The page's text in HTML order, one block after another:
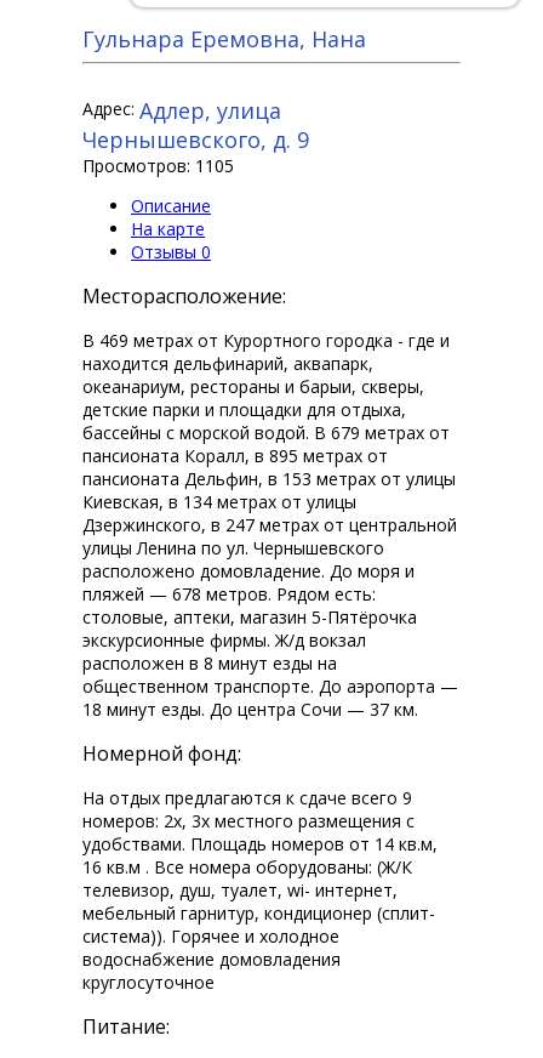
Гульнара Еремовна, Нана
Адрес: Адлер, улица
Чернышевского, д. 9
Просмотров: 1105
Описание
На карте
Отзывы 0
Месторасположение:
В 469 метрах от Курортного городка - где и
находится дельфинарий, аквапарк,
океанариум, рестораны и барыи, скверы,
детские парки и площадки для отдыха,
бассейны с морской водой. В 679 метрах от
пансионата Коралл, в 895 метрах от
пансионата Дельфин, в 153 метрах от улицы
Киевская, в 134 метрах от улицы
Дзержинского, в 247 метрах от центральной
улицы Ленина по ул. Чернышевского
расположено домовладение. До моря и
пляжей — 678 метров. Рядом есть:
столовые, аптеки, магазин 5-Пятёрочка
экскурсионные фирмы. Ж/д вокзал
расположен в 8 минут езды на
общественном транспорте. До аэропорта —
18 минут езды. До центра Сочи — 37 км.
Номерной фонд:
На отдых предлагаются к сдаче всего 9
номеров: 2х, 3х местного размещения с
удобствами. Площадь номеров от 14 кв.м,
16 кв.м . Все номера оборудованы: (Ж/К
телевизор, душ, туалет, wi-fi интернет,
мебельный гарнитур, кондиционер (сплит-
система)). Горячее и холодное
водоснабжение домовладения
круглосуточное
Питание: